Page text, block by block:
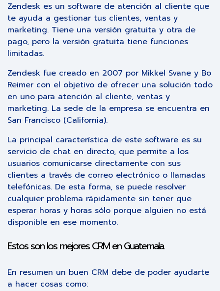
Zendesk es un software de atención al cliente que
te ayuda a gestionar tus clientes, ventas y
marketing. Tiene una versión gratuita y otra de
pago, pero la versión gratuita tiene funciones
limitadas.
Zendesk fue creado en 2007 por Mikkel Svane y Bo
Reimer con el objetivo de ofrecer una solución todo
en uno para atención al cliente, ventas y
marketing. La sede de la empresa se encuentra en
San Francisco (California).
La principal característica de este software es su
servicio de chat en directo, que permite a los
usuarios comunicarse directamente con sus
clientes a través de correo electrónico o llamadas
telefónicas. De esta forma, se puede resolver
cualquier problema rápidamente sin tener que
esperar horas y horas sólo porque alguien no está
disponible en ese momento.
Estos son los mejores CRM en Guatemala.
En resumen un buen CRM debe de poder ayudarte
a hacer cosas como: